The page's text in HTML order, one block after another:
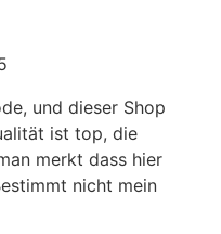
und dieser Shop
ist top, die
merkt dass hier
nicht mein